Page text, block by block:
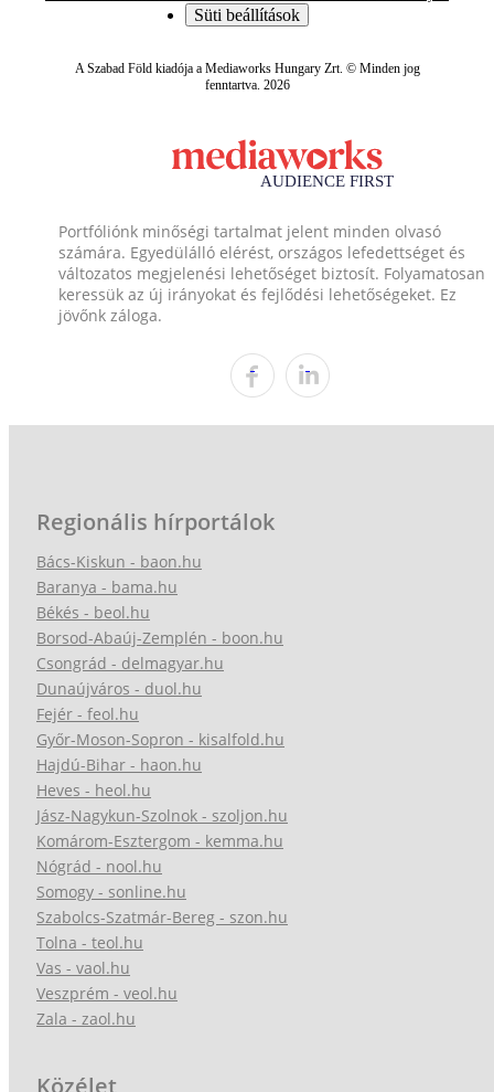
Süti beállítások
A Szabad Föld kiadója a Mediaworks Hungary Zrt. © Minden jog
fenntartva. 2026
Portfóliónk minőségi tartalmat jelent minden olvasó
számára. Egyedülálló elérést, országos lefedettséget és
változatos megjelenési lehetőséget biztosít. Folyamatosan
keressük az új irányokat és fejlődési lehetőségeket. Ez
jövőnk záloga.
Regionális hírportálok
Bács-Kiskun - baon.hu
Baranya - bama.hu
Békés - beol.hu
Borsod-Abaúj-Zemplén - boon.hu
Csongrád - delmagyar.hu
Dunaújváros - duol.hu
Fejér - feol.hu
Győr-Moson-Sopron - kisalfold.hu
Hajdú-Bihar - haon.hu
Heves - heol.hu
Jász-Nagykun-Szolnok - szoljon.hu
Komárom-Esztergom - kemma.hu
Nógrád - nool.hu
Somogy - sonline.hu
Szabolcs-Szatmár-Bereg - szon.hu
Tolna - teol.hu
Vas - vaol.hu
Veszprém - veol.hu
Zala - zaol.hu
Közélet